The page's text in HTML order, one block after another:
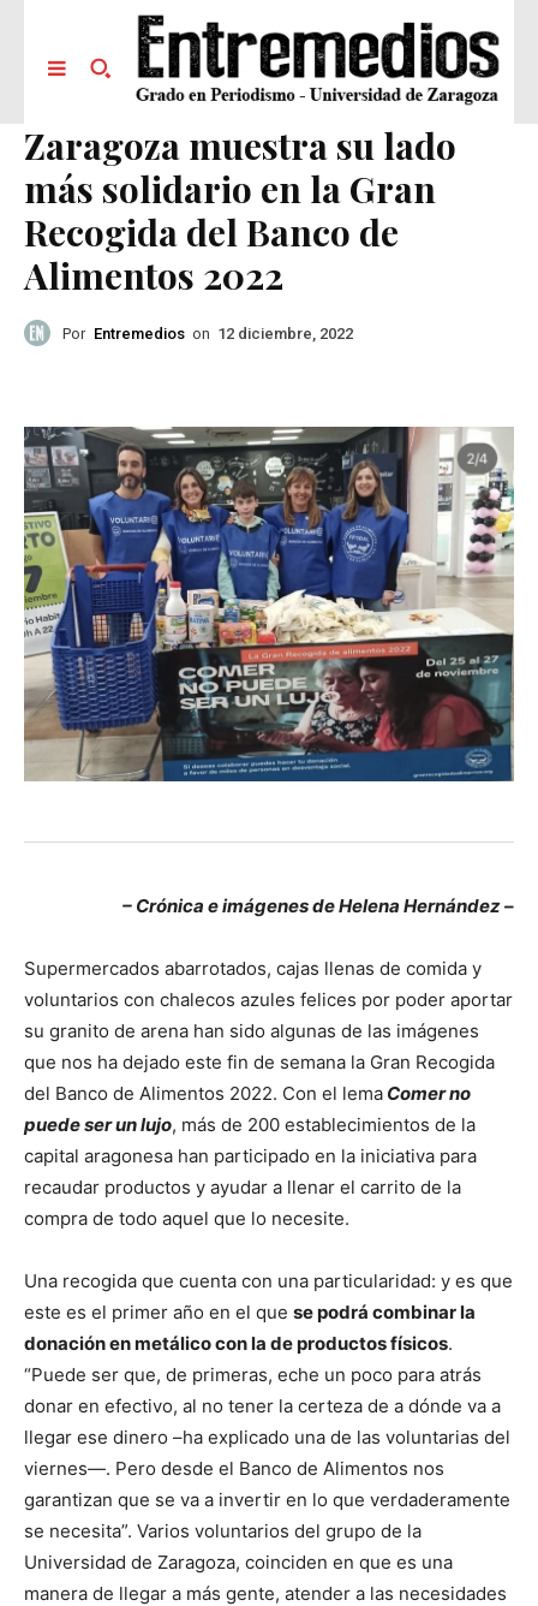
Zaragoza muestra su lado
más solidario en la Gran
Recogida del Banco de
Alimentos 2022
Por Entremedios on 12 diciembre, 2022
– Crónica e imágenes de Helena Hernández –
Supermercados abarrotados, cajas llenas de comida y
voluntarios con chalecos azules felices por poder aportar
su granito de arena han sido algunas de las imágenes
que nos ha dejado este fin de semana la Gran Recogida
del Banco de Alimentos 2022. Con el lema Comer no
puede ser un lujo, más de 200 establecimientos de la
capital aragonesa han participado en la iniciativa para
recaudar productos y ayudar a llenar el carrito de la
compra de todo aquel que lo necesite.
Una recogida que cuenta con una particularidad: y es que
este es el primer año en el que se podrá combinar la
donación en metálico con la de productos físicos.
“Puede ser que, de primeras, eche un poco para atrás
donar en efectivo, al no tener la certeza de a dónde va a
llegar ese dinero –ha explicado una de las voluntarias del
viernes—. Pero desde el Banco de Alimentos nos
garantizan que se va a invertir en lo que verdaderamente
se necesita”. Varios voluntarios del grupo de la
Universidad de Zaragoza, coinciden en que es una
manera de llegar a más gente, atender a las necesidades